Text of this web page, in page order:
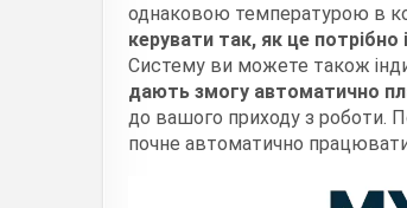
однаковою температурою в
керувати так, як це
Систему ви можете також
дають змогу автоматично
до вашого приходу з роботи.
почне автоматично